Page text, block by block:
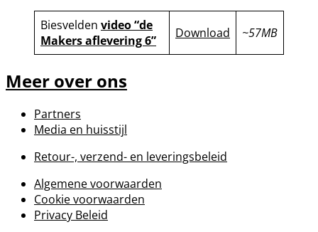
Biesvelden video “de
Makers aflevering 6”
Download ~57MB
Meer over ons
Partners
Media en huisstijl
Retour-, verzend- en leveringsbeleid
Algemene voorwaarden
Cookie voorwaarden
Privacy Beleid